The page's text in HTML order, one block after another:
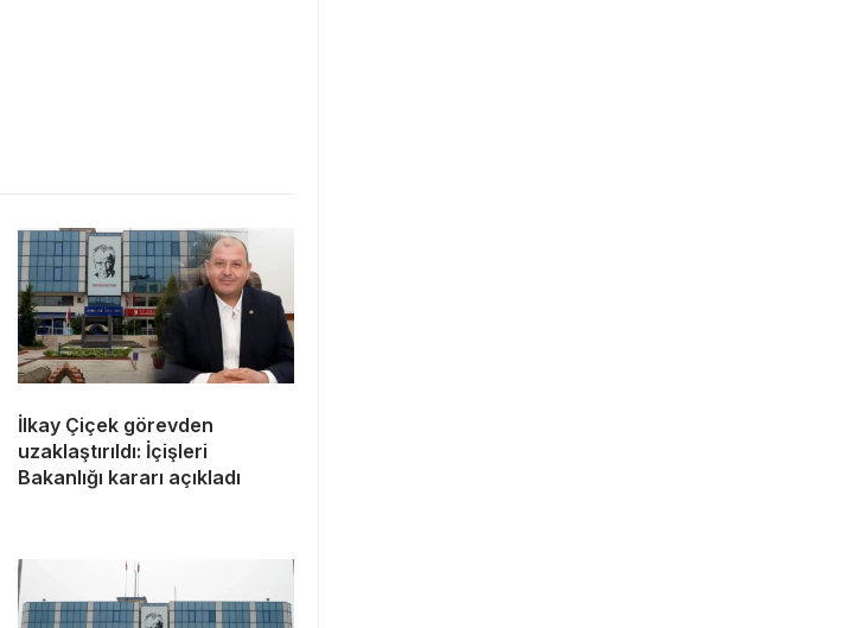
İlkay Çiçek görevden
uzaklaştırıldı: İçişleri
Bakanlığı kararı açıkladı